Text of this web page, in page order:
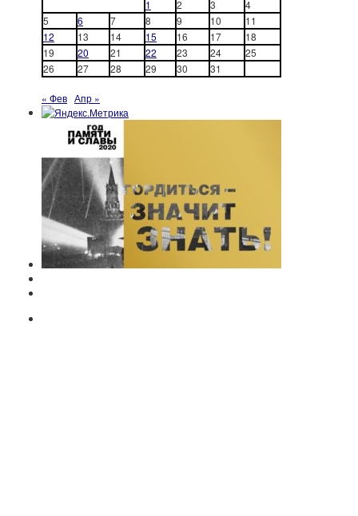
1 2 3
4
5
6 7 8 9 10
11
12
13 14 15 16 17
18
19
20 21 22 23 24
25
26
27 28 29 30 31
« Фев Апр »